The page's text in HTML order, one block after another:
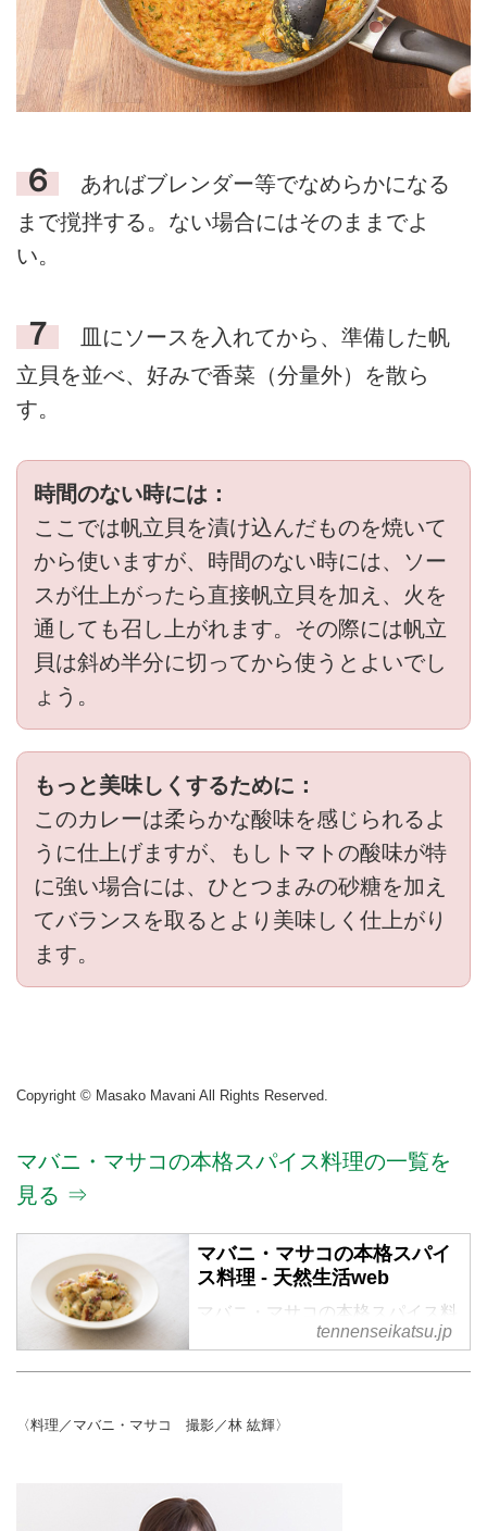
６
あればブレンダー等でなめらかになる
まで撹拌する。ない場合にはそのままでよ
い。
７
皿にソースを入れてから、準備した帆
立貝を並べ、好みで香菜（分量外）を散ら
す。
時間のない時には：
ここでは帆立貝を漬け込んだものを焼いて
から使いますが、時間のない時には、ソー
スが仕上がったら直接帆立貝を加え、火を
通しても召し上がれます。その際には帆立
貝は斜め半分に切ってから使うとよいでし
ょう。
もっと美味しくするために：
このカレーは柔らかな酸味を感じられるよ
うに仕上げますが、もしトマトの酸味が特
に強い場合には、ひとつまみの砂糖を加え
てバランスを取るとより美味しく仕上がり
ます。
Copyright © Masako Mavani All Rights Reserved.
マバニ・マサコの本格スパイス料理の一覧を
見る ⇒
マバニ・マサコの本格スパイ
ス料理 - 天然生活web
マバニ・マサコの本格スパイス料
tennenseikatsu.jp
〈料理／マバニ・マサコ 撮影／林 紘輝〉